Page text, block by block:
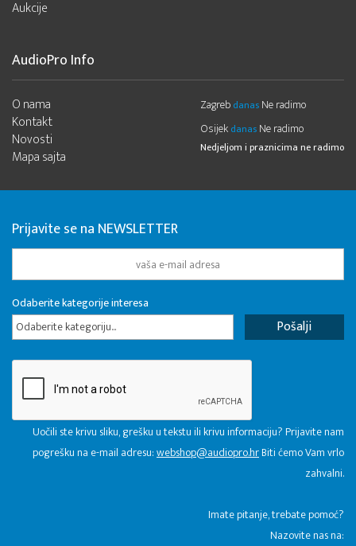
Aukcije
AudioPro Info
O nama
Kontakt
Novosti
Mapa sajta
Zagreb danas Ne radimo
Osijek danas Ne radimo
Nedjeljom i praznicima ne radimo
Prijavite se na NEWSLETTER
Odaberite kategorije interesa
Odaberite kategoriju...
Uočili ste krivu sliku, grešku u tekstu ili krivu informaciju? Prijavite nam
pogrešku na e-mail adresu:webshop@audiopro.hrBiti ćemo Vam vrlo
zahvalni.
​Imate pitanje, trebate pomoć?
Nazovite nas na: